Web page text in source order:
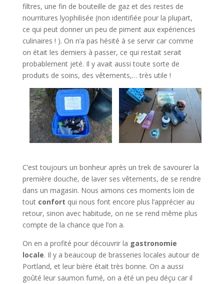
filtres, une fin de bouteille de gaz et des restes de
nourritures lyophilisée (non identifiée pour la plupart,
ce qui peut donner un peu de piment aux expériences
culinaires ! ). On n’a pas hésité à se servir car comme
on était les derniers à passer, ce qui restait serait
probablement jeté. Il y avait aussi toute sorte de
produits de soins, des vêtements,… très utile !
C’est toujours un bonheur après un trek de savourer la
première douche, de laver ses vêtements, de se rendre
dans un magasin. Nous aimons ces moments loin de
tout confort qui nous font encore plus l’apprécier au
retour, sinon avec habitude, on ne se rend même plus
compte de la chance que l’on a.
On en a profité pour découvrir la gastronomie
locale. Il y a beaucoup de brasseries locales autour de
Portland, et leur bière était très bonne. On a aussi
goûté leur saumon fumé, on a été un peu déçu car il